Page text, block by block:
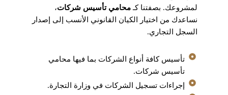
لمشروعك. بصفتنا كـ محامي تأسيس شركات،
نساعدك من اختيار الكيان القانوني الأنسب إلى إصدار
السجل التجاري.
تأسيس كافة أنواع الشركات بما فيها محامي
تأسيس شركات.
إجراءات تسجيل الشركات في وزارة التجارة.